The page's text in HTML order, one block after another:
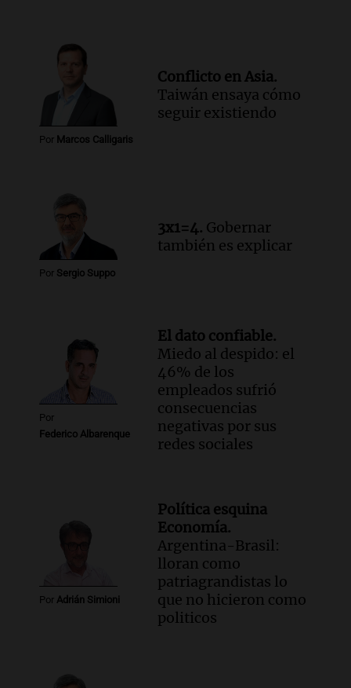
Audio.
una mejora económica, pero modera
sus expectativas
Ahora país
Audio.Walter Mazzanti en Cadena 3
Deportes Rosario
Episodios
Por Marcos Calligaris
Conflicto en Asia.
Taiwán ensaya cómo
seguir existiendo
Por Sergio Suppo
3x1=4. Gobernar
también es explicar
Por
Federico Albarenque
El dato confiable.
Miedo al despido: el
46% de los
empleados sufrió
consecuencias
negativas por sus
redes sociales
Por Adrián Simioni
Política esquina
Economía.
Argentina-Brasil:
lloran como
patriagrandistas lo
que no hicieron como
politicos